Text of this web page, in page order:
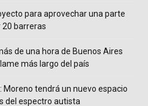
para aprovechar una parte
barreras
de una hora de Buenos Aires
más largo del país
Moreno tendrá un nuevo espacio
del espectro autista